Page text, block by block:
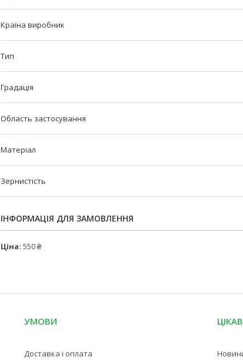
Країна виробник
Тип
Градація
Область застосування
Матеріал
Зернистість
ІНФОРМАЦІЯ ДЛЯ ЗАМОВЛЕННЯ
Ціна: 550 ₴
УМОВИ
Доставка і оплата